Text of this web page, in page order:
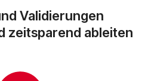
Validierungen
zeitsparend ableiten